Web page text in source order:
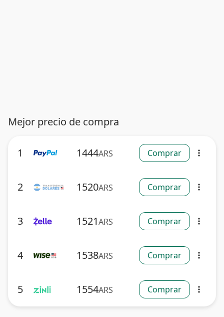
Mejor precio de compra
1 1444ARS Comprar more_vert
2 1520ARS Comprar more_vert
3 1521ARS Comprar more_vert
4 1538ARS Comprar more_vert
5 1554ARS Comprar more_vert